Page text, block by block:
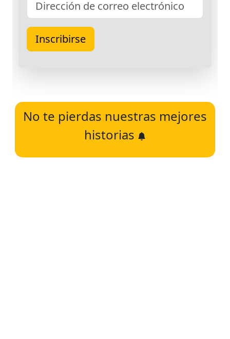
No te pierdas nuestras mejores
historias